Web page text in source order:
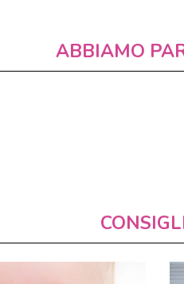
ABBIAMO